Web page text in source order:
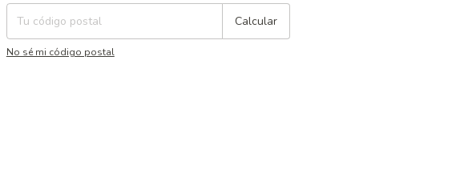
Calcular
No sé mi código postal